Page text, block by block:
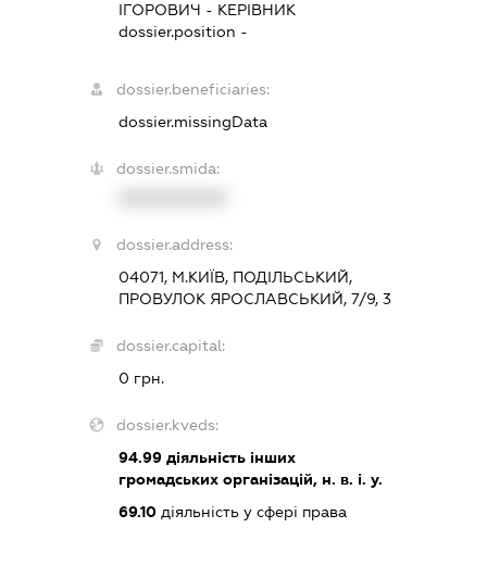
ІГОРОВИЧ - КЕРІВНИК
dossier.position -
dossier.beneficiaries:
dossier.missingData
dossier.smida:
dossier.address:
04071, М.КИЇВ, ПОДІЛЬСЬКИЙ,
ПРОВУЛОК ЯРОСЛАВСЬКИЙ, 7/9, 3
dossier.capital:
0 грн.
dossier.kveds:
94.99 діяльність інших
громадських організацій, н. в. і. у.
69.10 діяльність у сфері права